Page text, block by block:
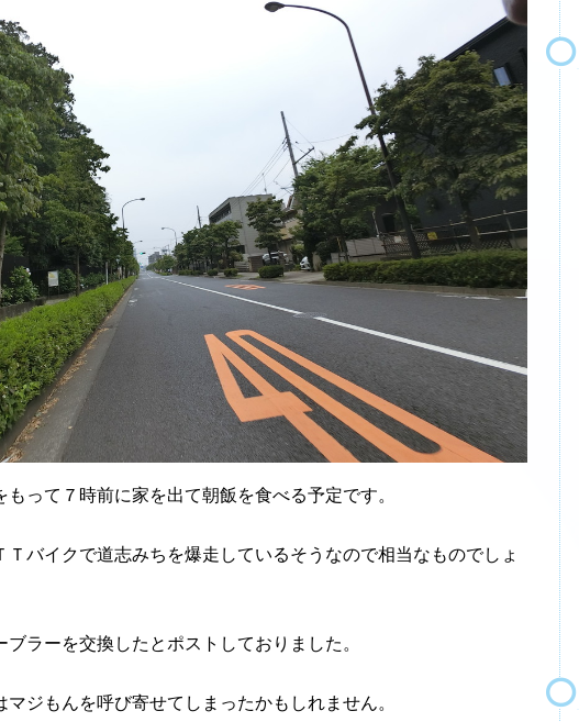
って７時前に家を出て朝飯を食べる予定です。
バイクで道志みちを爆走しているそうなので相当なものでしょ
ラーを交換したとポストしておりました。
ジもんを呼び寄せてしまったかもしれません。